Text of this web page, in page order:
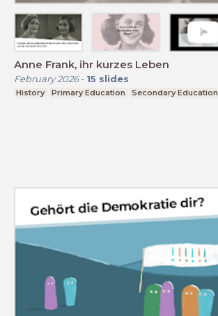
Anne Frank, ihr kurzes Leben
February 2026- 15 slides
History Primary Education Secondary Education